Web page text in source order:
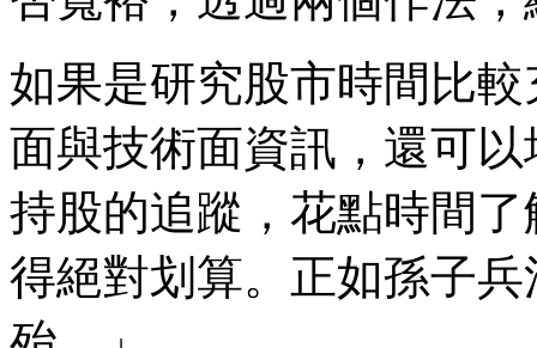
如果是研究股市時間比
面與技術面資訊，還可
持股的追蹤，花點時間
得絕對划算。正如孫子